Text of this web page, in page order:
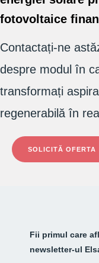
fotovoltaice
Contactați-ne
despre modul în
transformați
regenerabilă în
SOLICITĂ OFERTA
Fii primul care
newsletter-ul